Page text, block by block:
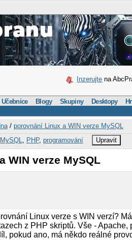
Inzerujte na
Učebnice Blogy Skupiny Desktopy
/ porovnání Linux a WIN verze MySQL
MySQL PHP, programování Upravit
WIN verze MySQL
Linux verze s WIN verzí?
z PHP skriptů. Vše - Apache,
pokud ano, má někdo reálné